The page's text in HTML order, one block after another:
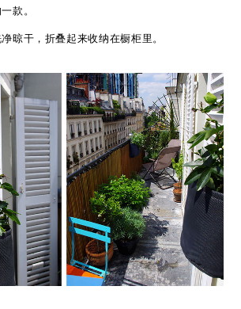
款。
晾干，折叠起来收纳在橱柜里。